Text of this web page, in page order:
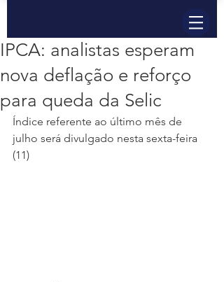
IPCA: analistas esperam
nova deflação e reforço
para queda da Selic
Índice referente ao último mês de
julho será divulgado nesta sexta-feira
(11)